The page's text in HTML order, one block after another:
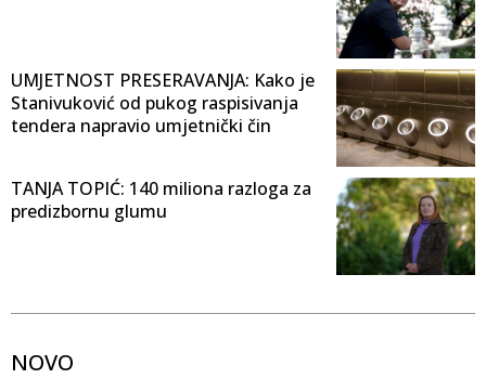
UMJETNOST PRESERAVANJA: Kako je
Stanivuković od pukog raspisivanja
tendera napravio umjetnički čin
TANJA TOPIĆ: 140 miliona razloga za
predizbornu glumu
NOVO